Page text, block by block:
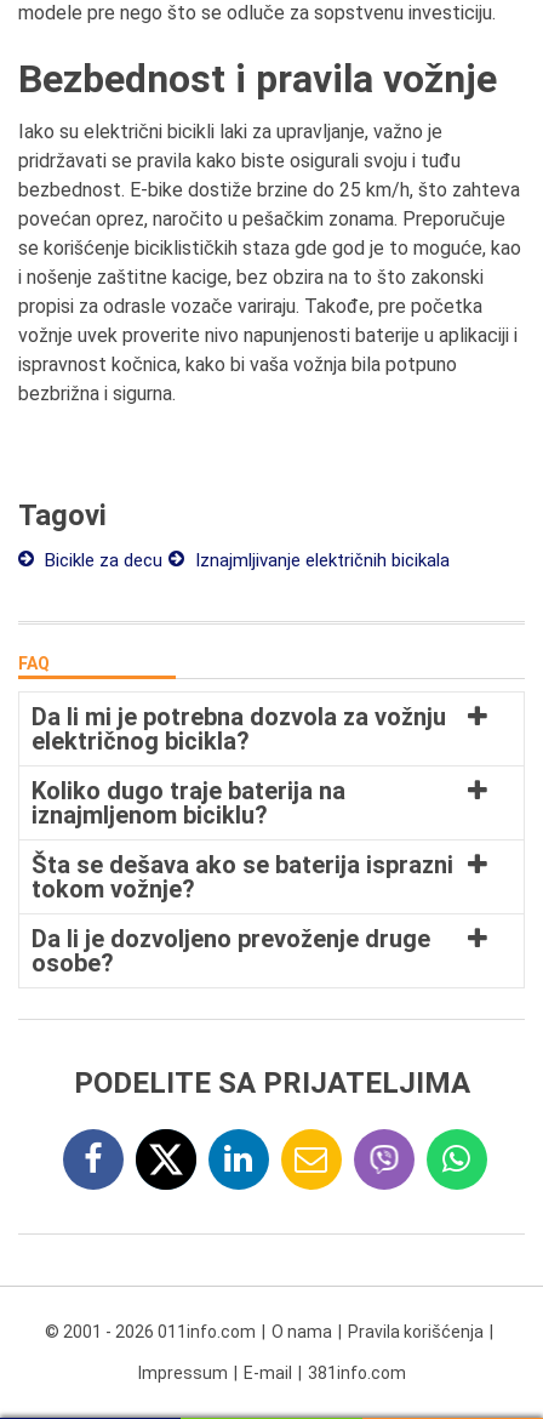
modele pre nego što se odluče za sopstvenu investiciju.
Bezbednost i pravila vožnje
Iako su električni bicikli laki za upravljanje, važno je
pridržavati se pravila kako biste osigurali svoju i tuđu
bezbednost. E-bike dostiže brzine do 25 km/h, što zahteva
povećan oprez, naročito u pešačkim zonama. Preporučuje
se korišćenje biciklističkih staza gde god je to moguće, kao
i nošenje zaštitne kacige, bez obzira na to što zakonski
propisi za odrasle vozače variraju. Takođe, pre početka
vožnje uvek proverite nivo napunjenosti baterije u aplikaciji i
ispravnost kočnica, kako bi vaša vožnja bila potpuno
bezbrižna i sigurna.
Tagovi
Bicikle za decu Iznajmljivanje električnih bicikala
FAQ
Da li mi je potrebna dozvola za vožnju
električnog bicikla?
Koliko dugo traje baterija na
iznajmljenom biciklu?
Šta se dešava ako se baterija isprazni
tokom vožnje?
Da li je dozvoljeno prevoženje druge
osobe?
PODELITE SA PRIJATELJIMA
© 2001 - 2026 011info.com O nama Pravila korišćenja
Impressum E-mail 381info.com